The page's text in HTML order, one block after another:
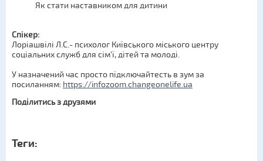
Як стати наставником для дитини
Спікер:
Лоріашвілі Л.С.- психолог Київського міського центру
соціальних служб для сім'ї, дітей та молоді.
У назначений час просто підключайтесть в зум за
посиланням: https://infozoom.changeonelife.ua
Поділитись з друзями
Теги: